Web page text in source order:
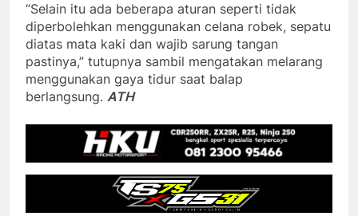
“Selain itu ada beberapa aturan seperti tidak
diperbolehkan menggunakan celana robek, sepatu
diatas mata kaki dan wajib sarung tangan
pastinya,” tutupnya sambil mengatakan melarang
menggunakan gaya tidur saat balap
berlangsung. ATH